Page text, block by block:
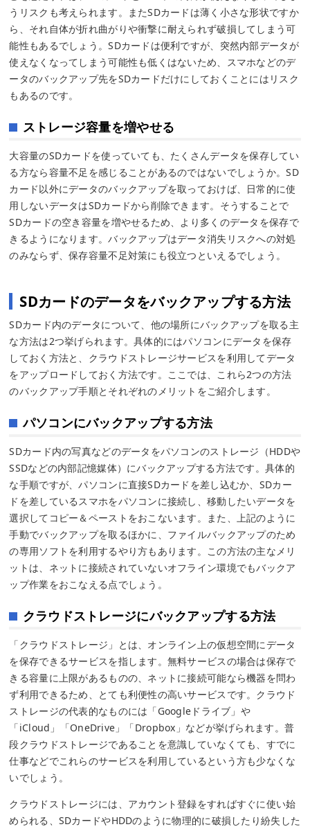
うリスクも考えられます。またSDカードは薄く小さな形状ですか
ら、それ自体が折れ曲がりや衝撃に耐えられず破損してしまう可
能性もあるでしょう。SDカードは便利ですが、突然内部データが
使えなくなってしまう可能性も低くはないため、スマホなどのデ
ータのバックアップ先をSDカードだけにしておくことにはリスク
もあるのです。
ストレージ容量を増やせる
大容量のSDカードを使っていても、たくさんデータを保存してい
る方なら容量不足を感じることがあるのではないでしょうか。SD
カード以外にデータのバックアップを取っておけば、日常的に使
用しないデータはSDカードから削除できます。そうすることで
SDカードの空き容量を増やせるため、より多くのデータを保存で
きるようになります。バックアップはデータ消失リスクへの対処
のみならず、保存容量不足対策にも役立つといえるでしょう。
SDカードのデータをバックアップする方法
SDカード内のデータについて、他の場所にバックアップを取る主
な方法は2つ挙げられます。具体的にはパソコンにデータを保存
しておく方法と、クラウドストレージサービスを利用してデータ
をアップロードしておく方法です。ここでは、これら2つの方法
のバックアップ手順とそれぞれのメリットをご紹介します。
パソコンにバックアップする方法
SDカード内の写真などのデータをパソコンのストレージ（HDDや
SSDなどの内部記憶媒体）にバックアップする方法です。具体的
な手順ですが、パソコンに直接SDカードを差し込むか、SDカー
ドを差しているスマホをパソコンに接続し、移動したいデータを
選択してコピー＆ペーストをおこないます。また、上記のように
手動でバックアップを取るほかに、ファイルバックアップのため
の専用ソフトを利用するやり方もあります。この方法の主なメリ
ットは、ネットに接続されていないオフライン環境でもバックア
ップ作業をおこなえる点でしょう。
クラウドストレージにバックアップする方法
「クラウドストレージ」とは、オンライン上の仮想空間にデータ
を保存できるサービスを指します。無料サービスの場合は保存で
きる容量に上限があるものの、ネットに接続可能なら機器を問わ
ず利用できるため、とても利便性の高いサービスです。クラウド
ストレージの代表的なものには「Googleドライブ」や
「iCloud」「OneDrive」「Dropbox」などが挙げられます。普
段クラウドストレージであることを意識していなくても、すでに
仕事などでこれらのサービスを利用しているという方も少なくな
いでしょう。
クラウドストレージには、アカウント登録をすればすぐに使い始
められる、SDカードやHDDのように物理的に破損したり紛失した